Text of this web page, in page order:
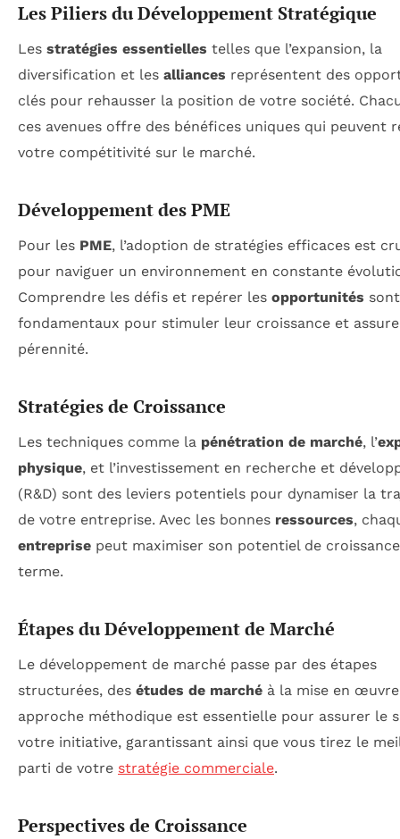
Les Piliers du Développement Stratégique
Les stratégies essentielles telles que l’expansion, la
diversification et les alliances représentent des
clés pour rehausser la position de votre société.
ces avenues offre des bénéfices uniques qui peuvent
votre compétitivité sur le marché.
Développement des PME
Pour les PME, l’adoption de stratégies efficaces est
pour naviguer un environnement en constante
Comprendre les défis et repérer les opportunités sont
fondamentaux pour stimuler leur croissance et
pérennité.
Stratégies de Croissance
Les techniques comme la pénétration de marché, l’
physique, et l’investissement en recherche et
(R&D) sont des leviers potentiels pour dynamiser la
de votre entreprise. Avec les bonnes ressources,
entreprise peut maximiser son potentiel de
terme.
Étapes du Développement de Marché
Le développement de marché passe par des étapes
structurées, des études de marché à la mise en
approche méthodique est essentielle pour assurer le
votre initiative, garantissant ainsi que vous tirez le
parti de votre stratégie commerciale.
Perspectives de Croissance